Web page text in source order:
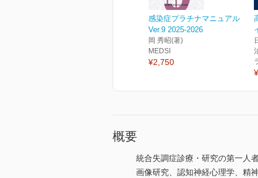
感染症プラチナマニュアル
Ver.9 2025-2026
岡 秀昭(著)
MEDSI
¥2,750
概要
統合失調症診療・研究の第一人
画像研究、認知神経心理学、精